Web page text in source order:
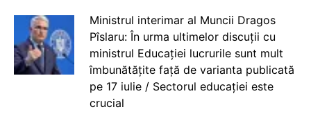
Ministrul interimar al Muncii Dragos
Pîslaru: În urma ultimelor discuții cu
ministrul Educației lucrurile sunt mult
îmbunătățite față de varianta publicată
pe 17 iulie / Sectorul educației este
crucial